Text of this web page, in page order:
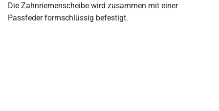
Die Zahnriemenscheibe wird zusammen mit einer
Passfeder formschlüssig befestigt.